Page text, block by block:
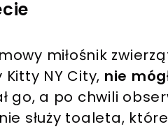
miłośnik
Kitty NY City, nie
go, a po chwili
służy toaleta,